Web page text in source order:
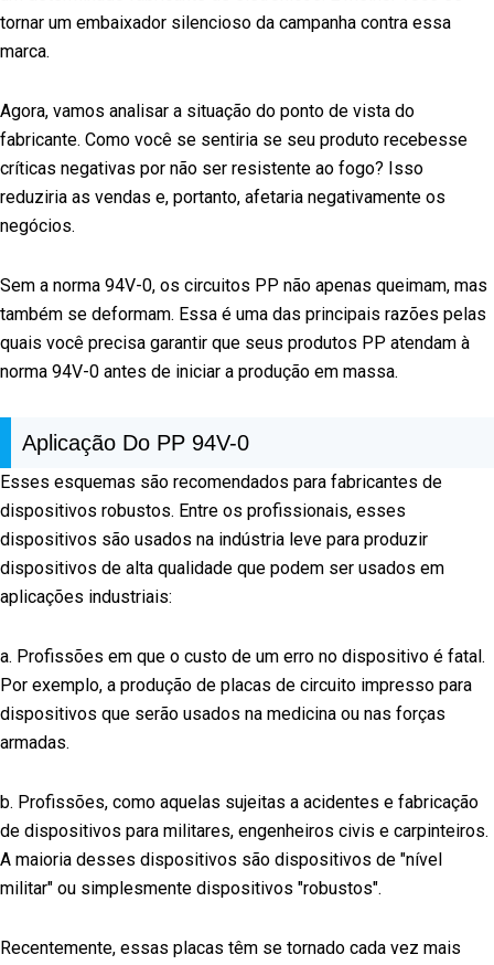
tornar um embaixador silencioso da campanha contra essa
marca.
Agora, vamos analisar a situação do ponto de vista do
fabricante. Como você se sentiria se seu produto recebesse
críticas negativas por não ser resistente ao fogo? Isso
reduziria as vendas e, portanto, afetaria negativamente os
negócios.
Sem a norma 94V-0, os circuitos PP não apenas queimam, mas
também se deformam. Essa é uma das principais razões pelas
quais você precisa garantir que seus produtos PP atendam à
norma 94V-0 antes de iniciar a produção em massa.
Aplicação Do PP 94V-0
Esses esquemas são recomendados para fabricantes de
dispositivos robustos. Entre os profissionais, esses
dispositivos são usados na indústria leve para produzir
dispositivos de alta qualidade que podem ser usados em
aplicações industriais:
a. Profissões em que o custo de um erro no dispositivo é fatal.
Por exemplo, a produção de placas de circuito impresso para
dispositivos que serão usados na medicina ou nas forças
armadas.
b. Profissões, como aquelas sujeitas a acidentes e fabricação
de dispositivos para militares, engenheiros civis e carpinteiros.
A maioria desses dispositivos são dispositivos de "nível
militar" ou simplesmente dispositivos "robustos".
Recentemente, essas placas têm se tornado cada vez mais